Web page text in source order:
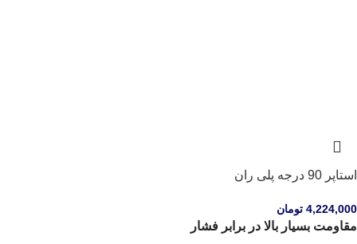
استاپر 90 درجه پلی ران
4,224,000 تومان
مقاومت بسیار بالا در برابر فشار